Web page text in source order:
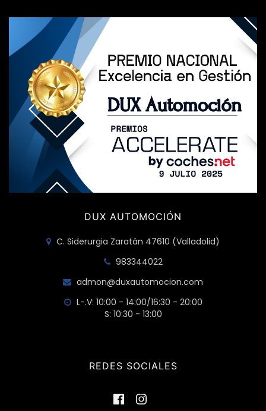
DUX AUTOMOCIÓN
C. Siderurgia Zaratán 47610 (Valladolid)
983344022
admon@duxautomocion.com
L-.V: 10:00 - 14:00/16:30 - 20:00
S: 10:30 - 13:00
REDES SOCIALES